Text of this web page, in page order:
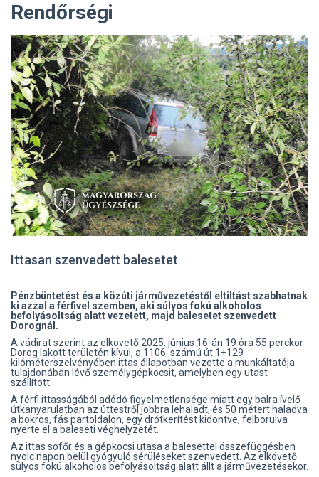
Rendőrségi
Ittasan szenvedett balesetet
Pénzbüntetést és a közúti járművezetéstől eltiltást szabhatnak
ki azzal a férfivel szemben, aki súlyos fokú alkoholos
befolyásoltság alatt vezetett, majd balesetet szenvedett
Dorognál.
A vádirat szerint az elkövető 2025. június 16-án 19 óra 55 perckor
Dorog lakott területén kívül, a 1106. számú út 1+129
kilóméterszelvényében ittas állapotban vezette a munkáltatója
tulajdonában lévő személygépkocsit, amelyben egy utast
szállított.
A férfi ittasságából adódó figyelmetlensége miatt egy balra ívelő
útkanyarulatban az úttestről jobbra lehaladt, és 50 métert haladva
a bokros, fás partoldalon, egy drótkerítést kidöntve, felborulva
nyerte el a baleseti véghelyzetét.
Az ittas sofőr és a gépkocsi utasa a balesettel összefüggésben
nyolc napon belül gyógyuló sérüléseket szenvedett. Az elkövető
súlyos fokú alkoholos befolyásoltság alatt állt a járművezetésekor.